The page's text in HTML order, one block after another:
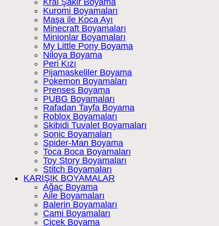
Kral Şakir Boyama
Kuromi Boyamaları
Maşa ile Koca Ayı
Minecraft Boyamaları
Minionlar Boyamaları
My Little Pony Boyama
Niloya Boyama
Peri Kızı
Pijamaskeliler Boyama
Pokemon Boyamaları
Prenses Boyama
PUBG Boyamaları
Rafadan Tayfa Boyama
Roblox Boyamaları
Skibidi Tuvalet Boyamaları
Sonic Boyamaları
Spider-Man Boyama
Toca Boca Boyamaları
Toy Story Boyamaları
Stitch Boyamaları
KARIŞIK BOYAMALAR
Ağaç Boyama
Aile Boyamaları
Balerin Boyamaları
Cami Boyamaları
Çiçek Boyama